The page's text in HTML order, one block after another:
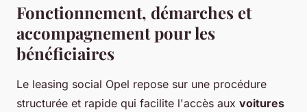
Fonctionnement, démarches et
accompagnement pour les
bénéficiaires
Le leasing social Opel repose sur une procédure
structurée et rapide qui facilite l'accès aux voitures